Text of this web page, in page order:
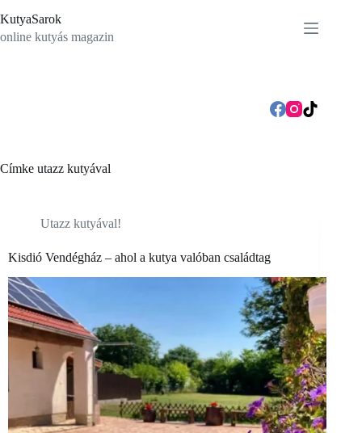
to
content
KutyaSarok
online kutyás magazin
Címke utazz kutyával
Utazz kutyával!
Kisdió Vendégház – ahol a kutya valóban családtag